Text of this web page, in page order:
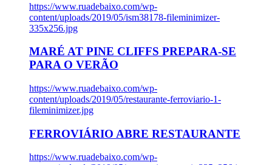
https://www.ruadebaixo.com/wp-
content/uploads/2019/05/ism38178-fileminimizer-
335x256.jpg
MARÉ AT PINE CLIFFS PREPARA-SE
PARA O VERÃO
https://www.ruadebaixo.com/wp-
content/uploads/2019/05/restaurante-ferroviario-1-
fileminimizer.jpg
FERROVIÁRIO ABRE RESTAURANTE
https://www.ruadebaixo.com/wp-